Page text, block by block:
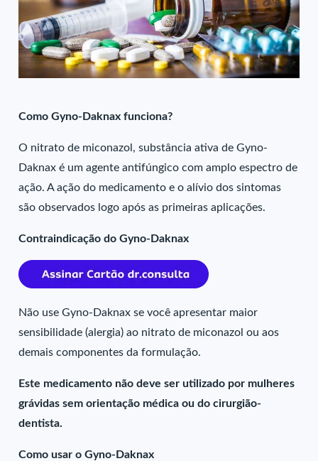
Como Gyno-Daknax funciona?
O nitrato de miconazol, substância ativa de Gyno-
Daknax é um agente antifúngico com amplo espectro de
ação. A ação do medicamento e o alívio dos sintomas
são observados logo após as primeiras aplicações.
Contraindicação do Gyno-Daknax
Não use Gyno-Daknax se você apresentar maior
sensibilidade (alergia) ao nitrato de miconazol ou aos
demais componentes da formulação.
Este medicamento não deve ser utilizado por mulheres
grávidas sem orientação médica ou do cirurgião-
dentista.
Como usar o Gyno-Daknax